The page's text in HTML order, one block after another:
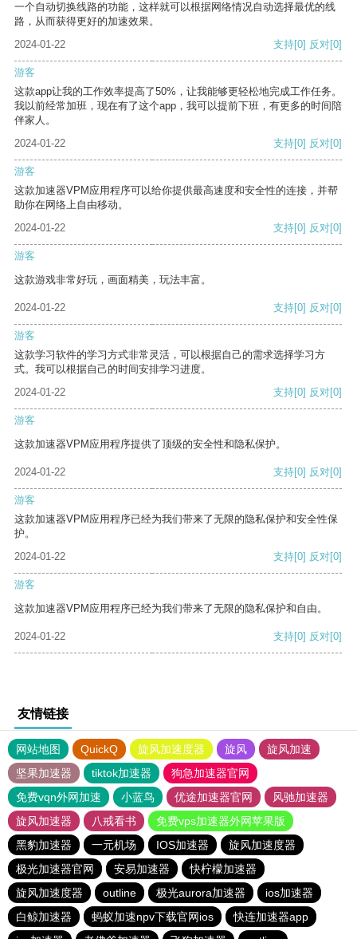
一个自动切换线路的功能，这样就可以根据网络情况自动选择最优的线
路，从而获得更好的加速效果。
2024-01-22
支持[0] 反对[0]
游客
这款app让我的工作效率提高了50%，让我能够更轻松地完成工作任务。
我以前经常加班，现在有了这个app，我可以提前下班，有更多的时间陪
伴家人。
2024-01-22
支持[0] 反对[0]
游客
这款加速器VPM应用程序可以给你提供最高速度和安全性的连接，并帮
助你在网络上自由移动。
2024-01-22
支持[0] 反对[0]
游客
这款游戏非常好玩，画面精美，玩法丰富。
2024-01-22 支持[0] 反对[0]
游客
这款学习软件的学习方式非常灵活，可以根据自己的需求选择学习方
式。我可以根据自己的时间安排学习进度。
2024-01-22
支持[0] 反对[0]
游客
这款加速器VPM应用程序提供了顶级的安全性和隐私保护。
2024-01-22 支持[0] 反对[0]
游客
这款加速器VPM应用程序已经为我们带来了无限的隐私保护和安全性保
护。
2024-01-22
支持[0] 反对[0]
游客
这款加速器VPM应用程序已经为我们带来了无限的隐私保护和自由。
2024-01-22 支持[0] 反对[0]
友情链接
网站地图 QuickQ 旋风加速度器 旋风
旋风加速
坚果加速器
tiktok加速器
狗急加速器官网
免费vqn外网加速
小蓝鸟 优途加速器官网
风驰加速器
旋风加速器
八戒看书
免费vps加速器外网苹果版
黑豹加速器
一元机场 IOS加速器
旋风加速度器
极光加速器官网
安易加速器
快柠檬加速器
旋风加速度器
outline 极光aurora加速器
ios加速器
白鲸加速器
蚂蚁加速npv下载官网ios
快连加速器app